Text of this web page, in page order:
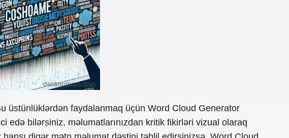
üstünlüklərdən faydalanmaq üçün Word Cloud Generator
edə bilərsiniz, məlumatlarınızdan kritik fikirləri vizual olaraq